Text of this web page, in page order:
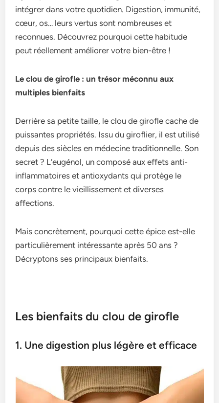
intégrer dans votre quotidien. Digestion, immunité,
cœur, os… leurs vertus sont nombreuses et
reconnues. Découvrez pourquoi cette habitude
peut réellement améliorer votre bien-être !
Le clou de girofle : un trésor méconnu aux
multiples bienfaits
Derrière sa petite taille, le clou de girofle cache de
puissantes propriétés. Issu du giroflier, il est utilisé
depuis des siècles en médecine traditionnelle. Son
secret ? L’eugénol, un composé aux effets anti-
inflammatoires et antioxydants qui protège le
corps contre le vieillissement et diverses
affections.
Mais concrètement, pourquoi cette épice est-elle
particulièrement intéressante après 50 ans ?
Décryptons ses principaux bienfaits.
Les bienfaits du clou de girofle
1. Une digestion plus légère et efficace